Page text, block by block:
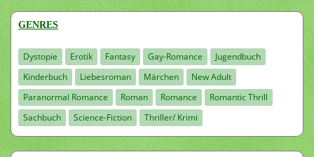
GENRES
Dystopie Erotik Fantasy Gay-Romance
Jugendbuch
Kinderbuch
Liebesroman Märchen
New Adult
Paranormal Romance
Roman Romance
Romantic Thrill
Sachbuch
Science-Fiction Thriller/ Krimi